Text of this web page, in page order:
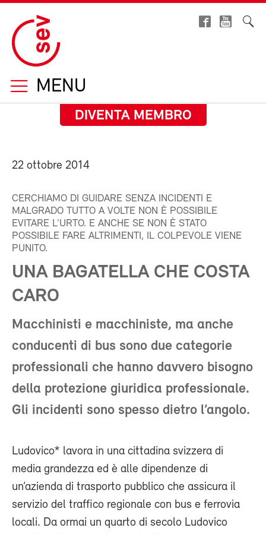
MENU
DIVENTA MEMBRO
22 ottobre 2014
CERCHIAMO DI GUIDARE SENZA INCIDENTI E
MALGRADO TUTTO A VOLTE NON È POSSIBILE
EVITARE L’URTO. E ANCHE SE NON È STATO
POSSIBILE FARE ALTRIMENTI, IL COLPEVOLE VIENE
PUNITO.
UNA BAGATELLA CHE COSTA
CARO
Macchinisti e macchiniste, ma anche
conducenti di bus sono due categorie
professionali che hanno davvero bisogno
della protezione giuridica professionale.
Gli incidenti sono spesso dietro l’angolo.
Ludovico* lavora in una cittadina svizzera di
media grandezza ed è alle dipendenze di
un’azienda di trasporto pubblico che assicura il
servizio del traffico regionale con bus e ferrovia
locali. Da ormai un quarto di secolo Ludovico